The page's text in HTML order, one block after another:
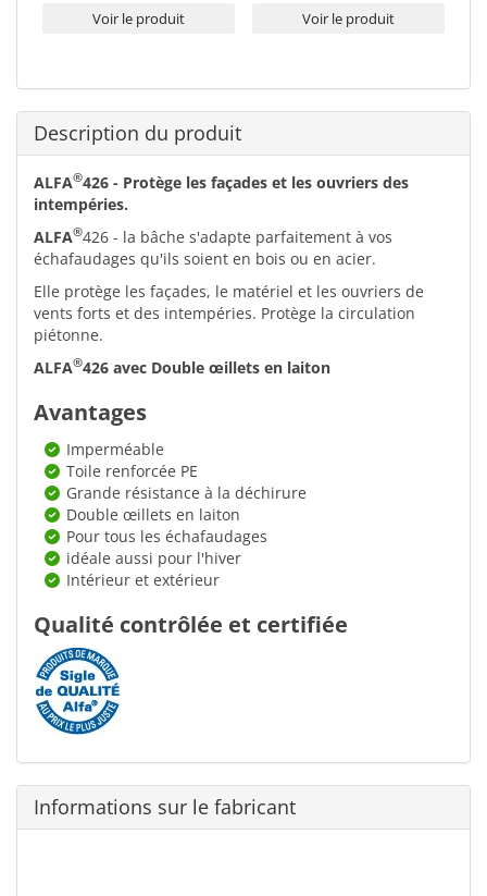
Voir le produit Voir le produit
Description du produit
ALFA®426 - Protège les façades et les ouvriers des
intempéries.
ALFA®426 - la bâche s'adapte parfaitement à vos
échafaudages qu'ils soient en bois ou en acier.
Elle protège les façades, le matériel et les ouvriers de
vents forts et des intempéries. Protège la circulation
piétonne.
ALFA®426 avec Double œillets en laiton
Avantages
Imperméable
Toile renforcée PE
Grande résistance à la déchirure
Double œillets en laiton
Pour tous les échafaudages
idéale aussi pour l'hiver
Intérieur et extérieur
Qualité contrôlée et certifiée
Informations sur le fabricant